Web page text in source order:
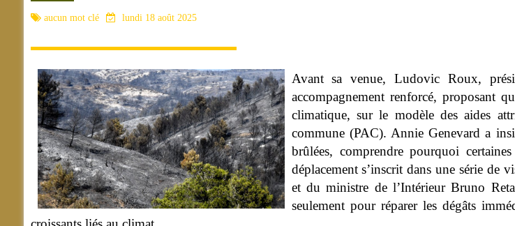
aucun mot clé lundi 18 août 2025
Avant sa venue, Ludovic Roux,
accompagnement renforcé, proposant
climatique, sur le modèle des aides
commune (PAC). Annie Genevard a
brûlées, comprendre pourquoi
déplacement s’inscrit dans une série de
et du ministre de l’Intérieur Bruno
seulement pour réparer les dégâts